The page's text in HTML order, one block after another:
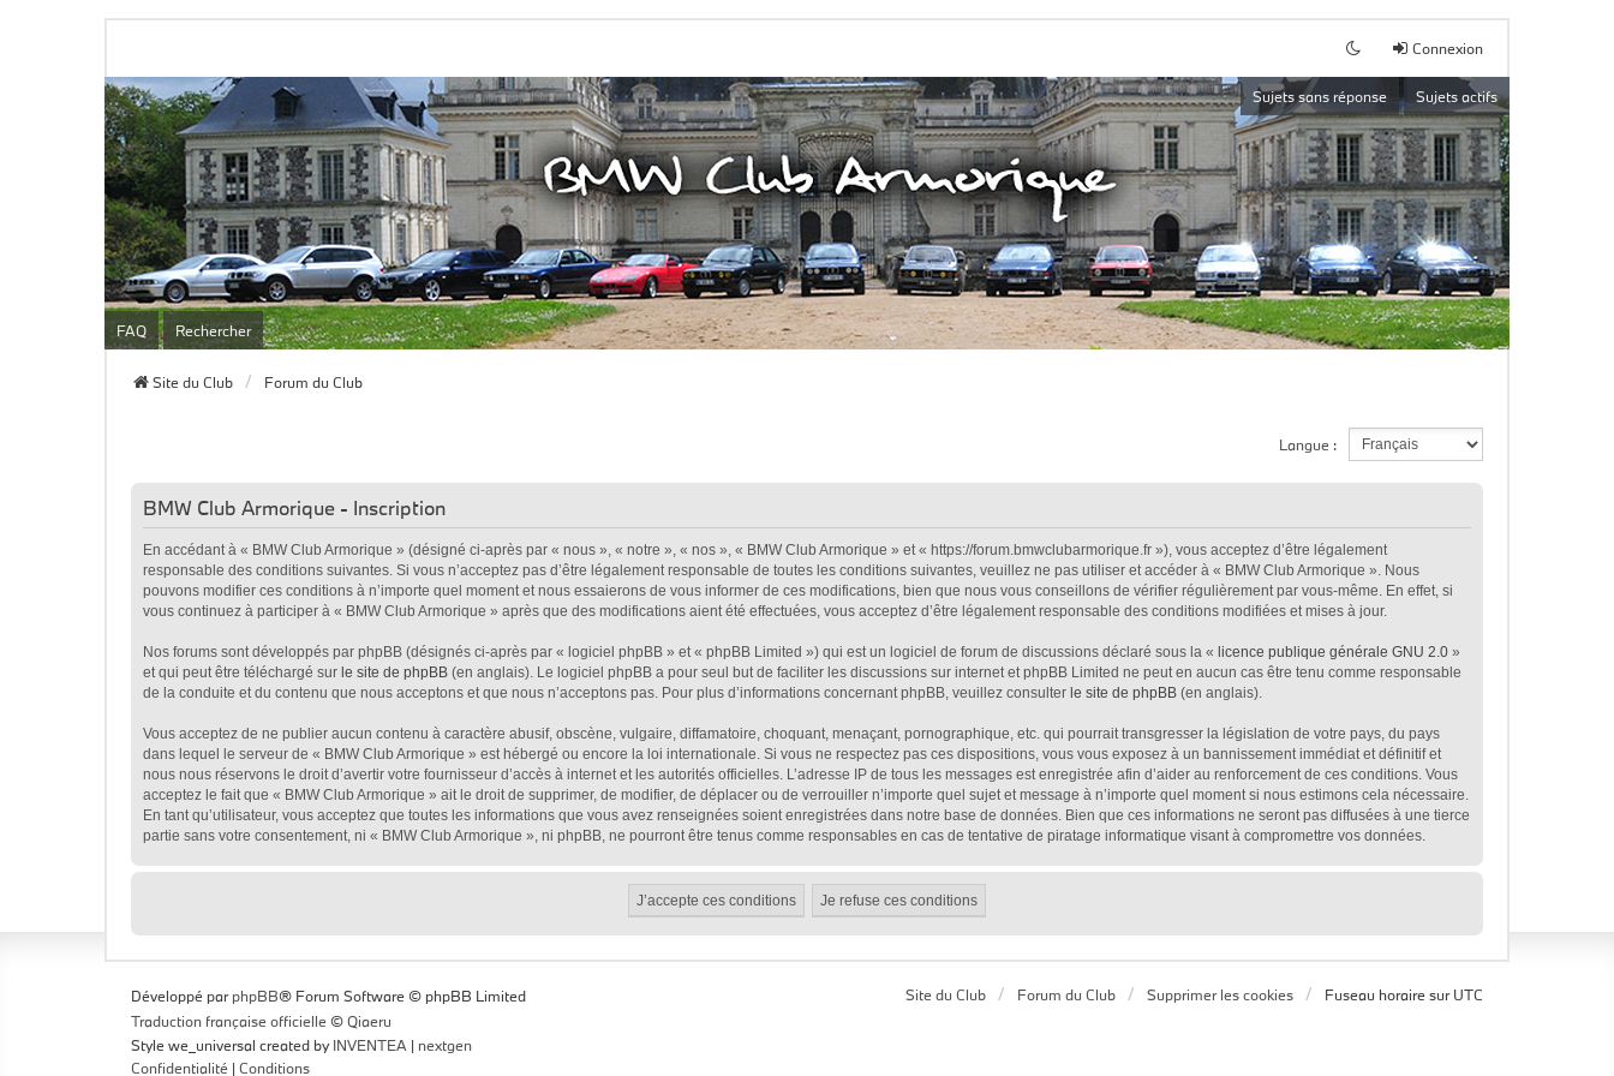
Connexion
Sujets sans réponse Sujets actifs
FAQ Rechercher
Site du Club Forum du Club
Langue :
BMW Club Armorique - Inscription
En accédant à « BMW Club Armorique » (désigné ci-après par « nous », « notre », « nos », « BMW Club Armorique » et « https://forum.bmwclubarmorique.fr »), vous acceptez d’être légalement
responsable des conditions suivantes. Si vous n’acceptez pas d’être légalement responsable de toutes les conditions suivantes, veuillez ne pas utiliser et accéder à « BMW Club Armorique ». Nous
pouvons modifier ces conditions à n’importe quel moment et nous essaierons de vous informer de ces modifications, bien que nous vous conseillons de vérifier régulièrement par vous-même. En effet, si
vous continuez à participer à « BMW Club Armorique » après que des modifications aient été effectuées, vous acceptez d’être légalement responsable des conditions modifiées et mises à jour.
Nos forums sont développés par phpBB (désignés ci-après par « logiciel phpBB » et « phpBB Limited ») qui est un logiciel de forum de discussions déclaré sous la « licence publique générale GNU 2.0 »
et qui peut être téléchargé sur le site de phpBB (en anglais). Le logiciel phpBB a pour seul but de faciliter les discussions sur internet et phpBB Limited ne peut en aucun cas être tenu comme responsable
de la conduite et du contenu que nous acceptons et que nous n’acceptons pas. Pour plus d’informations concernant phpBB, veuillez consulter le site de phpBB (en anglais).
Vous acceptez de ne publier aucun contenu à caractère abusif, obscène, vulgaire, diffamatoire, choquant, menaçant, pornographique, etc. qui pourrait transgresser la législation de votre pays, du pays
dans lequel le serveur de « BMW Club Armorique » est hébergé ou encore la loi internationale. Si vous ne respectez pas ces dispositions, vous vous exposez à un bannissement immédiat et définitif et
nous nous réservons le droit d’avertir votre fournisseur d’accès à internet et les autorités officielles. L’adresse IP de tous les messages est enregistrée afin d’aider au renforcement de ces conditions. Vous
acceptez le fait que « BMW Club Armorique » ait le droit de supprimer, de modifier, de déplacer ou de verrouiller n’importe quel sujet et message à n’importe quel moment si nous estimons cela nécessaire.
En tant qu’utilisateur, vous acceptez que toutes les informations que vous avez renseignées soient enregistrées dans notre base de données. Bien que ces informations ne seront pas diffusées à une tierce
partie sans votre consentement, ni « BMW Club Armorique », ni phpBB, ne pourront être tenus comme responsables en cas de tentative de piratage informatique visant à compromettre vos données.
Site du Club Forum du Club Supprimer les cookies Fuseau horaire surUTC
Développé parphpBB® Forum Software © phpBB Limited
Traduction française officielle ©Qiaeru
Style we_universal created byINVENTEA | nextgen
Confidentialité | Conditions